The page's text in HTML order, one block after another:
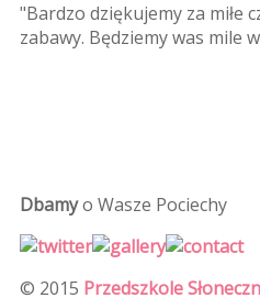
"Bardzo dziękujemy za miłe
zabawy. Będziemy was mile
Dbamyo Wasze Pociechy
© 2015 Przedszkole